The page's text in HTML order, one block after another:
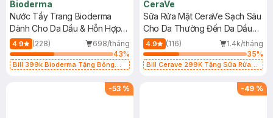
Bioderma
Nước Tẩy Trang Bioderma
Dành Cho Da Dầu & Hỗn Hợp
500ml
4.9 (228)
698/tháng
43%
Bill 399k Bioderma Tặng Bông
CeraVe
Sữa Rửa Mặt CeraVe Sạch Sâu
Cho Da Thường Đến Da Dầu
473ml
4.9 (116)
1.4k/tháng
35%
Bill Cerave 299K Tặng Sữa Rửa
-53 % -49 %